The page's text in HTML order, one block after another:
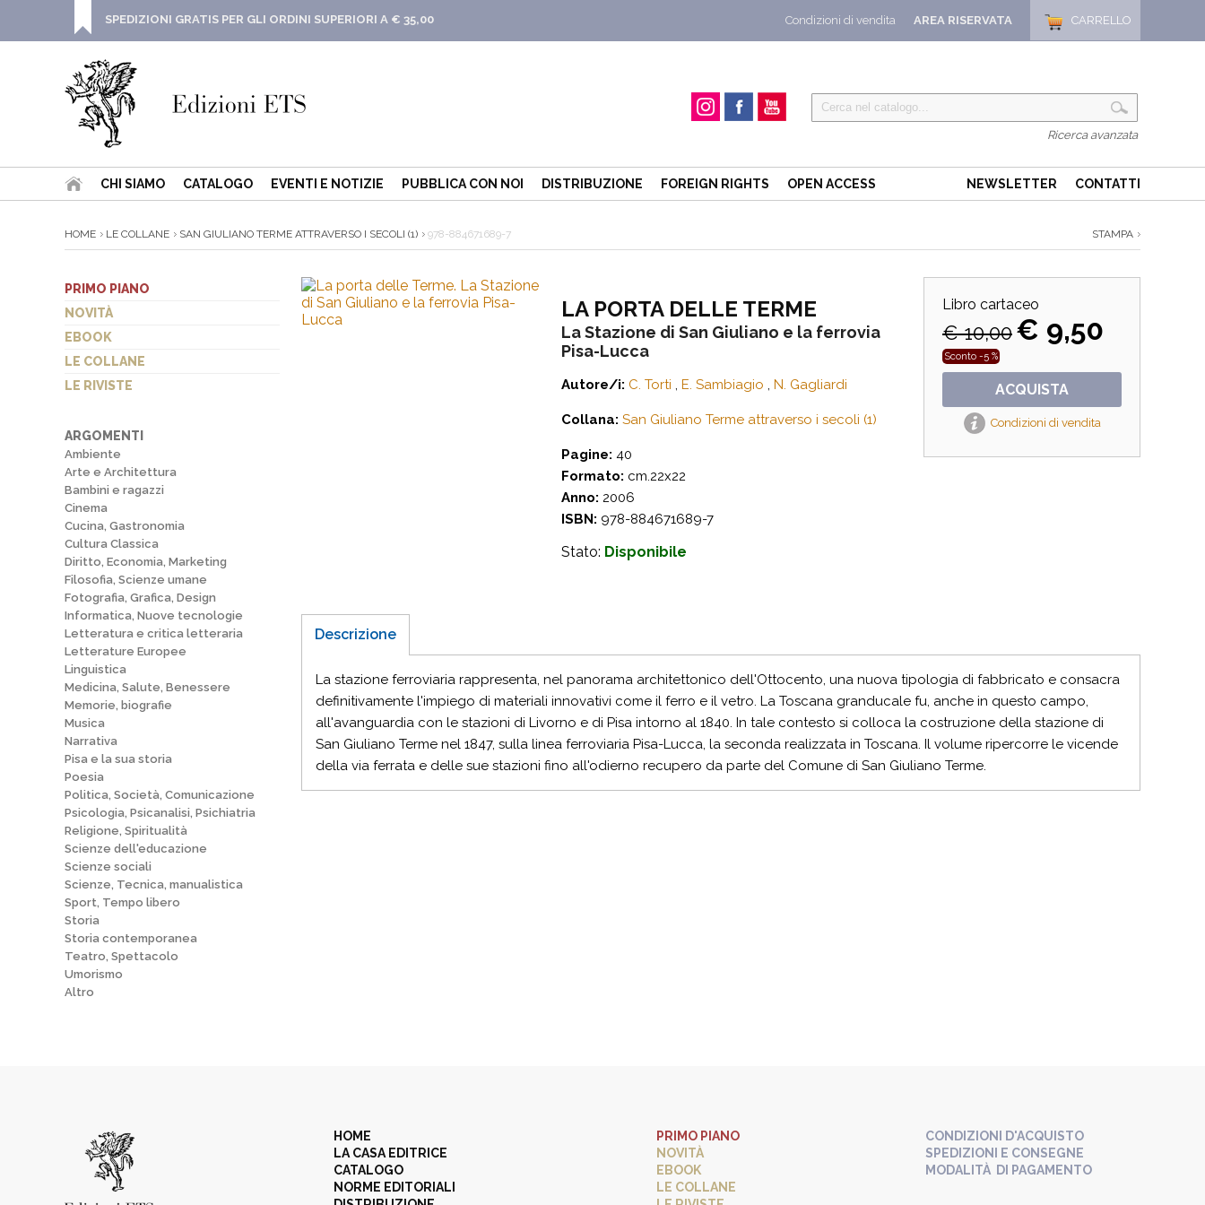
CARRELLO
AREA RISERVATA
Condizioni di vendita
SPEDIZIONI GRATIS PER GLI ORDINI SUPERIORI A € 35,00
Ricerca avanzata
CHI SIAMO CATALOGO EVENTI E NOTIZIE PUBBLICA CON NOI DISTRIBUZIONE FOREIGN RIGHTS OPEN ACCESS NEWSLETTER CONTATTI
HOME LE COLLANE SAN GIULIANO TERME ATTRAVERSO I SECOLI (1) 978-884671689-7 STAMPA
PRIMO PIANO
NOVITÀ
EBOOK
LE COLLANE
LE RIVISTE
ARGOMENTI
Ambiente
Arte e Architettura
Bambini e ragazzi
Cinema
Cucina, Gastronomia
Cultura Classica
Diritto, Economia, Marketing
Filosofia, Scienze umane
Fotografia, Grafica, Design
Informatica, Nuove tecnologie
Letteratura e critica letteraria
Letterature Europee
Linguistica
Medicina, Salute, Benessere
Memorie, biografie
Musica
Narrativa
Pisa e la sua storia
Poesia
Politica, Società, Comunicazione
Psicologia, Psicanalisi, Psichiatria
Religione, Spiritualità
Scienze dell'educazione
Scienze sociali
Scienze, Tecnica, manualistica
Sport, Tempo libero
Storia
Storia contemporanea
Teatro, Spettacolo
Umorismo
Altro
Libro cartaceo
€ 10,00€ 9,50
Sconto -5 %
ACQUISTA
Condizioni di vendita
LA PORTA DELLE TERME
La Stazione di San Giuliano e la ferrovia
Pisa-Lucca
Autore/i: C. Torti , E. Sambiagio , N. Gagliardi
Collana: San Giuliano Terme attraverso i secoli (1)
Pagine: 40
Formato: cm.22x22
Anno: 2006
ISBN: 978-884671689-7
Stato: Disponibile
Descrizione
La stazione ferroviaria rappresenta, nel panorama architettonico dell'Ottocento, una nuova tipologia di fabbricato e consacra
definitivamente l'impiego di materiali innovativi come il ferro e il vetro. La Toscana granducale fu, anche in questo campo,
all'avanguardia con le stazioni di Livorno e di Pisa intorno al 1840. In tale contesto si colloca la costruzione della stazione di
San Giuliano Terme nel 1847, sulla linea ferroviaria Pisa-Lucca, la seconda realizzata in Toscana. Il volume ripercorre le vicende
della via ferrata e delle sue stazioni fino all'odierno recupero da parte del Comune di San Giuliano Terme.
HOME
LA CASA EDITRICE
CATALOGO
NORME EDITORIALI
PRIMO PIANO
NOVITÀ
EBOOK
LE COLLANE
CONDIZIONI D'ACQUISTO
SPEDIZIONI E CONSEGNE
MODALITÀ DI PAGAMENTO